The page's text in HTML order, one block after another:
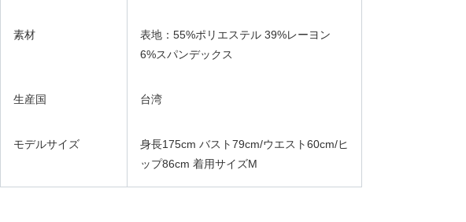
素材
表地：55%ポリエステル 39%レーヨン
6%スパンデックス
生産国 台湾
モデルサイズ
身長175cm バスト79cm/ウエスト60cm/ヒ
ップ86cm 着用サイズM